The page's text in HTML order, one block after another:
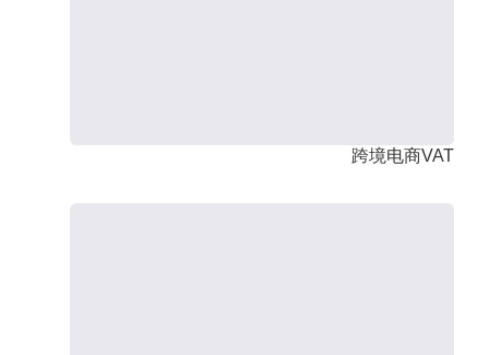
跨境电商VAT